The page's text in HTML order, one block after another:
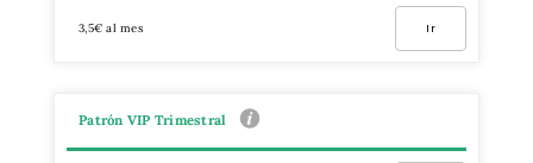
3,5€ al mes Ir
Patrón VIP Trimestral